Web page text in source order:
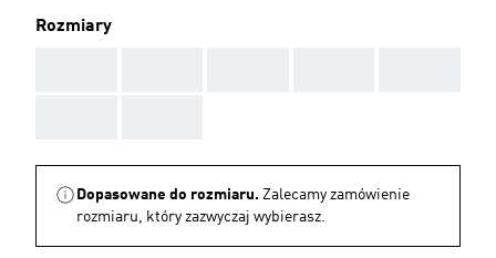
Rozmiary
Dopasowane do rozmiaru. Zalecamy zamówienie
rozmiaru, który zazwyczaj wybierasz.